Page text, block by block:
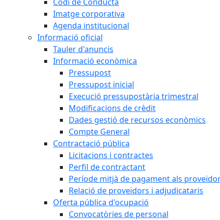
Imatge corporativa
Agenda institucional
Informació oficial
Tauler d'anuncis
Informació econòmica
Pressupost
Pressupost inicial
Execució pressupostària trimestral
Modificacions de crèdit
Dades gestió de recursos econòmics
Compte General
Contractació pública
Licitacions i contractes
Perfil de contractant
Període mitjà de pagament als
Relació de proveïdors i adjudicataris
Oferta pública d'ocupació
Convocatòries de personal